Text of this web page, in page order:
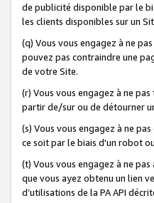
de publicité disponible par le
les clients disponibles sur un
(q) Vous vous engagez à ne
pouvez pas contraindre une
de votre Site.
(r) Vous vous engagez à ne
partir de/sur ou de détourner
(s) Vous vous engagez à ne
ce soit par le biais d'un robot
(t) Vous vous engagez à ne
que vous ayez obtenu un lien
d’utilisations de la PA API